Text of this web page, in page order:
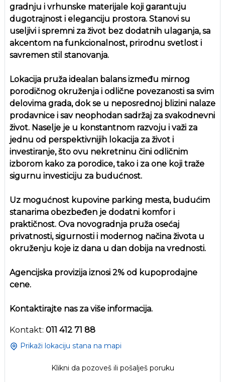
gradnju i vrhunske materijale koji garantuju
dugotrajnost i eleganciju prostora. Stanovi su
useljivi i spremni za život bez dodatnih ulaganja, sa
akcentom na funkcionalnost, prirodnu svetlost i
savremen stil stanovanja.
Lokacija pruža idealan balans između mirnog
porodičnog okruženja i odlične povezanosti sa svim
delovima grada, dok se u neposrednoj blizini nalaze
prodavnice i sav neophodan sadržaj za svakodnevni
život. Naselje je u konstantnom razvoju i važi za
jednu od perspektivnijih lokacija za život i
investiranje, što ovu nekretninu čini odličnim
izborom kako za porodice, tako i za one koji traže
sigurnu investiciju za budućnost.
Uz mogućnost kupovine parking mesta, budućim
stanarima obezbeđen je dodatni komfor i
praktičnost. Ova novogradnja pruža osećaj
privatnosti, sigurnosti i modernog načina života u
okruženju koje iz dana u dan dobija na vrednosti.
Agencijska provizija iznosi 2% od kupoprodajne
cene.
Kontaktirajte nas za više informacija.
Kontakt: 011 412 71 88
Prikaži lokaciju stana na mapi
Klikni da pozoveš ili pošalješ poruku